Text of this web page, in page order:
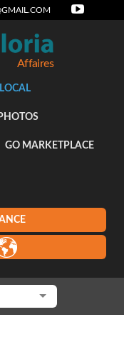
Affaires
GO MARKETPLACE